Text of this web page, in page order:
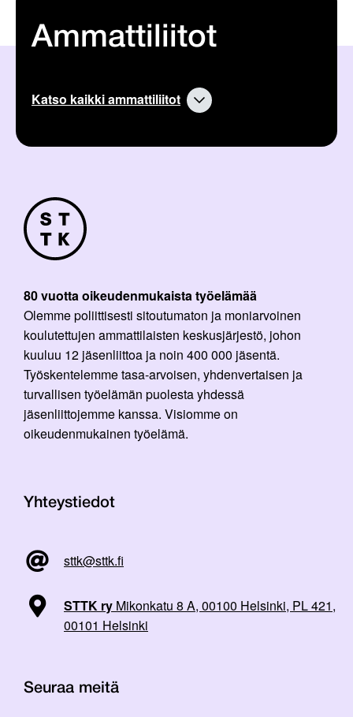
Ammattiliitot
Katso kaikki ammattiliitot
80 vuotta oikeudenmukaista työelämää
Olemme poliittisesti sitoutumaton ja moniarvoinen
koulutettujen ammattilaisten keskusjärjestö, johon
kuuluu 12 jäsenliittoa ja noin 400 000 jäsentä.
Työskentelemme tasa-arvoisen, yhdenvertaisen ja
turvallisen työelämän puolesta yhdessä
jäsenliittojemme kanssa. Visiomme on
oikeudenmukainen työelämä.
Yhteystiedot
sttk@sttk.fi
STTK ry Mikonkatu 8 A, 00100 Helsinki, PL 421,
00101 Helsinki
Seuraa meitä